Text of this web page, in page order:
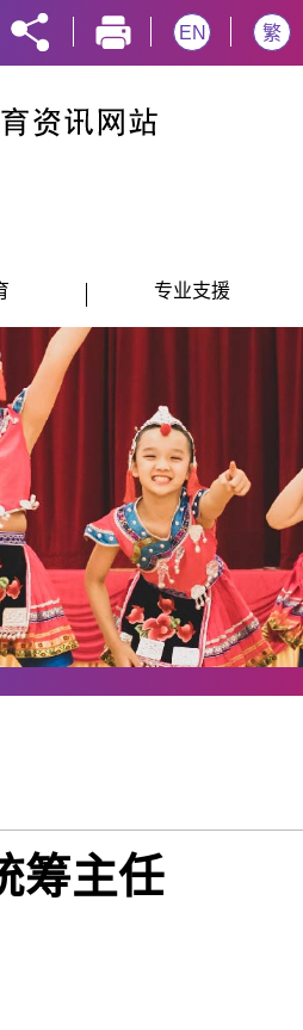
EN
繁
专业支援
筹主任